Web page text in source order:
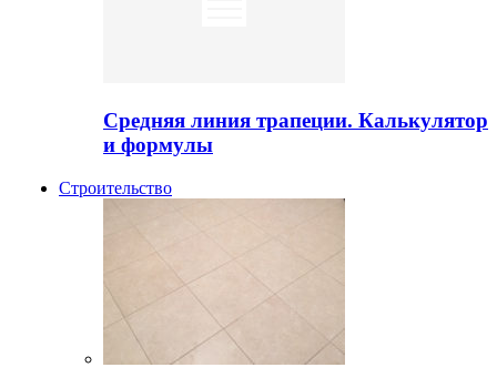
Средняя линия трапеции. Калькулятор
и формулы
Строительство